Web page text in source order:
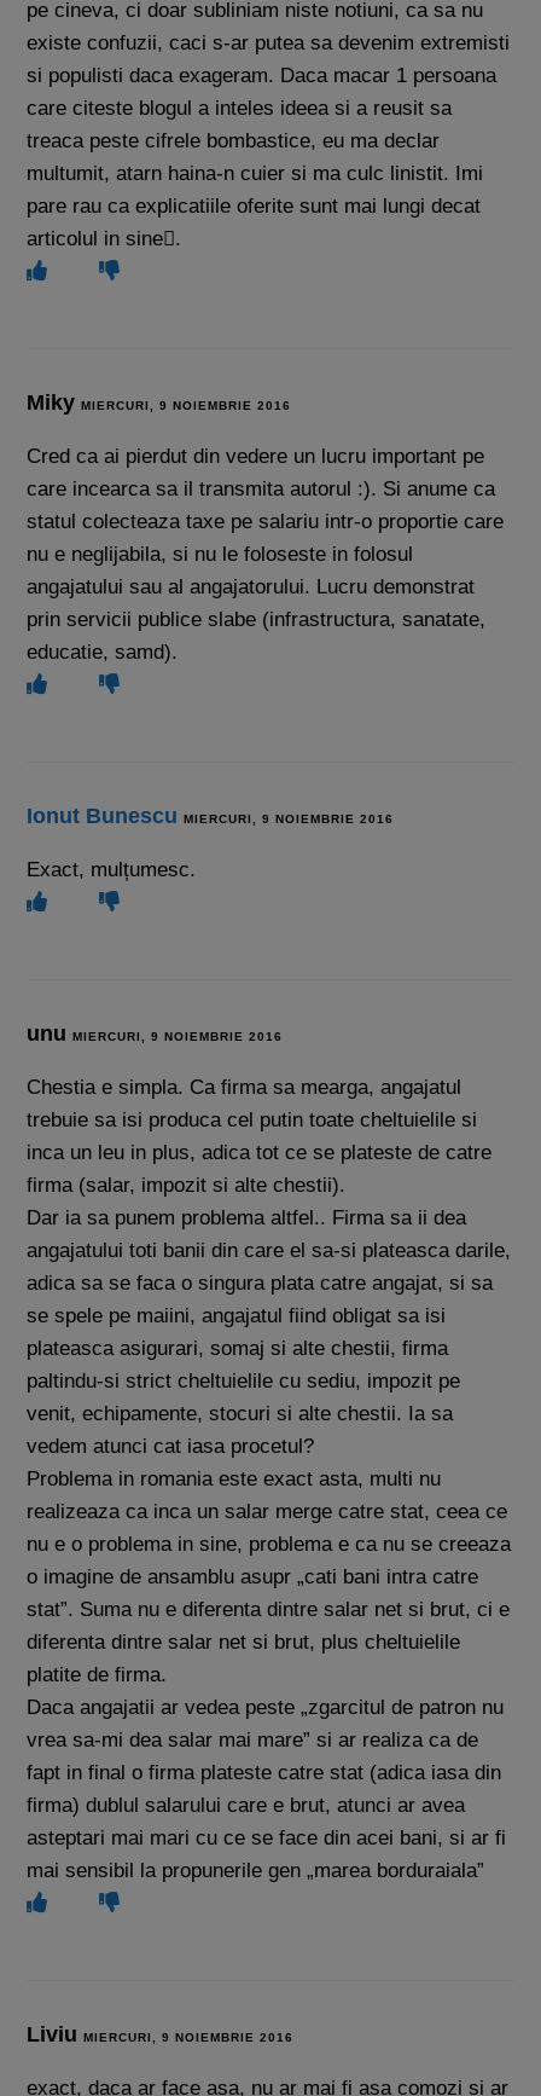
pe cineva, ci doar subliniam niste notiuni, ca sa nu
existe confuzii, caci s-ar putea sa devenim extremisti
si populisti daca exageram. Daca macar 1 persoana
care citeste blogul a inteles ideea si a reusit sa
treaca peste cifrele bombastice, eu ma declar
multumit, atarn haina-n cuier si ma culc linistit. Imi
pare rau ca explicatiile oferite sunt mai lungi decat
articolul in sine.
MikyMIERCURI, 9 NOIEMBRIE 2016
Cred ca ai pierdut din vedere un lucru important pe
care incearca sa il transmita autorul :). Si anume ca
statul colecteaza taxe pe salariu intr-o proportie care
nu e neglijabila, si nu le foloseste in folosul
angajatului sau al angajatorului. Lucru demonstrat
prin servicii publice slabe (infrastructura, sanatate,
educatie, samd).
Ionut Bunescu MIERCURI, 9 NOIEMBRIE 2016
Exact, mulțumesc.
unuMIERCURI, 9 NOIEMBRIE 2016
Chestia e simpla. Ca firma sa mearga, angajatul
trebuie sa isi produca cel putin toate cheltuielile si
inca un leu in plus, adica tot ce se plateste de catre
firma (salar, impozit si alte chestii).
Dar ia sa punem problema altfel.. Firma sa ii dea
angajatului toti banii din care el sa-si plateasca darile,
adica sa se faca o singura plata catre angajat, si sa
se spele pe maiini, angajatul fiind obligat sa isi
plateasca asigurari, somaj si alte chestii, firma
paltindu-si strict cheltuielile cu sediu, impozit pe
venit, echipamente, stocuri si alte chestii. Ia sa
vedem atunci cat iasa procetul?
Problema in romania este exact asta, multi nu
realizeaza ca inca un salar merge catre stat, ceea ce
nu e o problema in sine, problema e ca nu se creeaza
o imagine de ansamblu asupr „cati bani intra catre
stat”. Suma nu e diferenta dintre salar net si brut, ci e
diferenta dintre salar net si brut, plus cheltuielile
platite de firma.
Daca angajatii ar vedea peste „zgarcitul de patron nu
vrea sa-mi dea salar mai mare” si ar realiza ca de
fapt in final o firma plateste catre stat (adica iasa din
firma) dublul salarului care e brut, atunci ar avea
asteptari mai mari cu ce se face din acei bani, si ar fi
mai sensibil la propunerile gen „marea borduraiala”
LiviuMIERCURI, 9 NOIEMBRIE 2016
exact, daca ar face asa, nu ar mai fi asa comozi si ar